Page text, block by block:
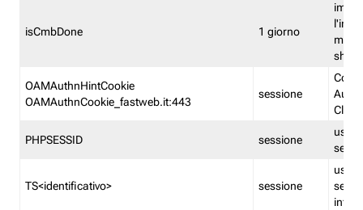
isCmbDone 1 giorno
shp
OAMAuthnHintCookie
OAMAuthnCookie_fastweb.it:443
sessione
PHPSESSID sessione
TS<identificativo> sessione